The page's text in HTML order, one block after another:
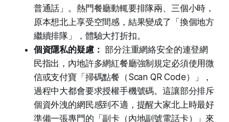
普通話」。熱門餐廳動輒要排隊兩、三個小時，
原本想北上享受空間感，結果變成了「換個地方
繼續排隊」，體驗大打折扣。
個資隱私的疑慮： 部分注重網絡安全的連登網
民指出，內地許多網紅餐廳強制規定必須使用微
信或支付寶「掃碼點餐（Scan QR Code）」，
過程中大都會要求授權手機號碼。這讓部分排斥
個資外洩的網民感到不適，提醒大家北上時最好
準備一張專門的「副卡（內地副號電話卡）」來